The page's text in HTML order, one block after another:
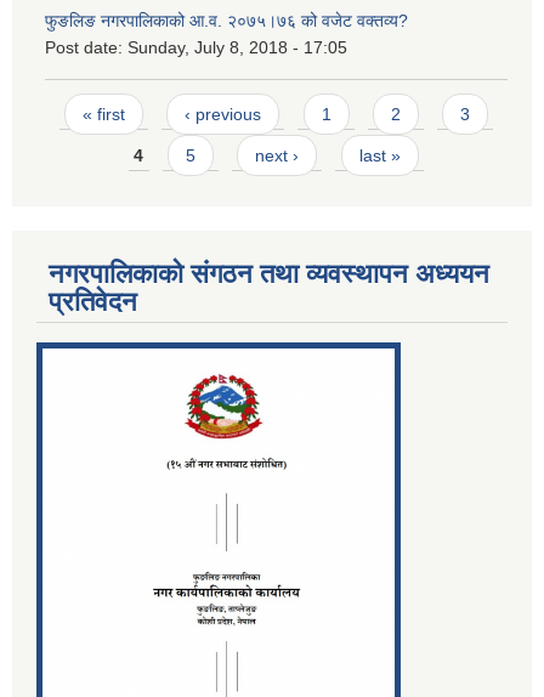
फुङलिङ नगरपालिकाको आ.व. २०७५।७६ को वजेट वक्तव्य?
Post date: Sunday, July 8, 2018 - 17:05
Pages
« first ‹ previous 1 2 3
4 5 next › last »
नगरपालिकाको संगठन तथा व्यवस्थापन अध्ययन
प्रतिवेदन